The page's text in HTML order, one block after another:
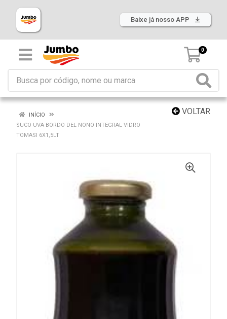
Baixe já nosso APP
0
VOLTAR
INÍCIO
SUCO UVA BORDO DEL NONO INTEGRAL VIDRO
TOMASI 6X1,5LT